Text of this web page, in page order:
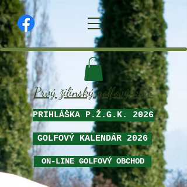
Prvý žilinský golfový klub
GOLFOVÝ KALENDÁR 2026
ON-LINE GOLFOVÝ OBCHOD
PRIHLÁŠKA P.Ž.G.K. 2026